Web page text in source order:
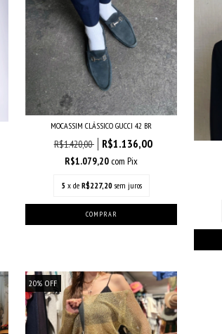
MOCASSIM CLÁSSICO GUCCI 42 BR
R$1.420,00 R$1.136,00
R$1.079,20 com Pix
5 x de R$227,20 sem juros
20%OFF